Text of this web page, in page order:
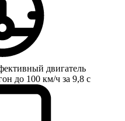
двигатель
до 100 км/ч за 9,8 с